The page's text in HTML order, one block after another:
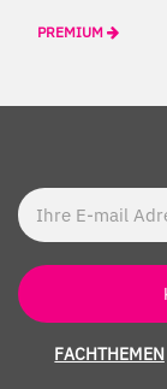
PREMIUM
FACHTHEMEN